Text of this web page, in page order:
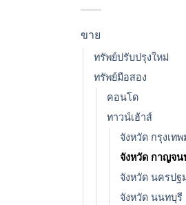
ขาย
ทรัพย์ปรับปรุงใหม่
ทรัพย์มือสอง
คอนโด
ทาวน์เฮ้าส์
จังหวัด กรุงเท
จังหวัด กาญจน
จังหวัด นครปฐ
จังหวัด นนทบุรี